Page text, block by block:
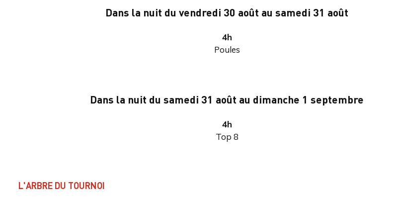
Dans la nuit du vendredi 30 août au samedi 31 août
4h
Poules
Dans la nuit du samedi 31 août au dimanche 1 septembre
4h
Top 8
L'ARBRE DU TOURNOI